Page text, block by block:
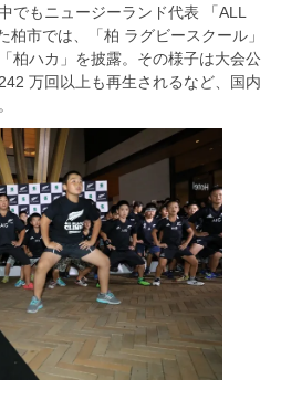
でもニュージーランド代表 「ALL
柏市では、「柏 ラグビースクール」
柏ハカ」を披露。その様子は大会公
万回以上も再生されるなど、国内